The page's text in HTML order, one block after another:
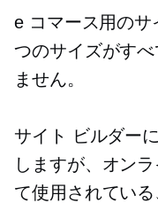
e コマース用の
つのサイズがす
ません。
サイト ビルダー
しますが、オン
て使用されてい